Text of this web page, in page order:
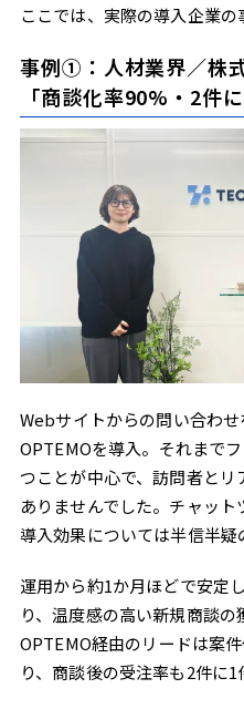
ここでは、実際の導入企業の
事例①：人材業界／株
「商談化率90%・2件
Webサイトからの問い合わ
OPTEMOを導入。それまで
つことが中心で、訪問者と
ありませんでした。チャット
導入効果については半信半疑
運用から約1か月ほどで安定
り、温度感の高い新規商談の
OPTEMO経由のリードは案
り、商談後の受注率も2件に1